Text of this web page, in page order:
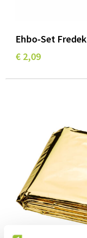
Ehbo-Set Fredek
€ 2,09